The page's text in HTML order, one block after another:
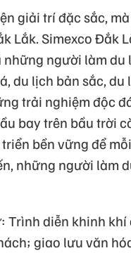
giải trí đặc sắc,
Lắk. Simexco Đắk
người làm du
du lịch bản sắc,
trải nghiệm độc
bay trên bầu trời
bền vững để
những người làm
diễn khinh khí
giao lưu văn